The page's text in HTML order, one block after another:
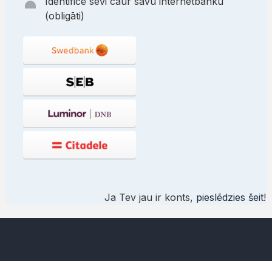
(obligāti)
Ja Tev jau ir konts, pieslēdzies šeit!